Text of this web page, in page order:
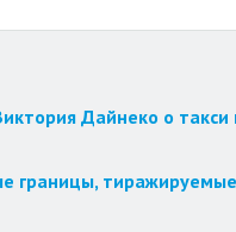
Дайнеко о
границы,